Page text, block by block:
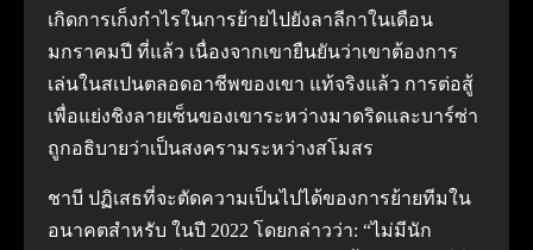
เกิดการเก็งกำไรในการย้ายไปยังลาลีกาในเดือน
มกราคมปี ที่แล้ว เนื่องจากเขายืนยันว่าเขาต้องการ
เล่นในสเปนตลอดอาชีพของเขา แท้จริงแล้ว การต่อสู้
เพื่อแย่งชิงลายเซ็นของเขาระหว่างมาดริดและบาร์ซ่า
ถูกอธิบายว่าเป็นสงครามระหว่างสโมสร
ชาบี ปฏิเสธที่จะตัดความเป็นไปได้ของการย้ายทีมใน
อนาคตสำหรับ ในปี 2022 โดยกล่าวว่า: “ไม่มีนัก